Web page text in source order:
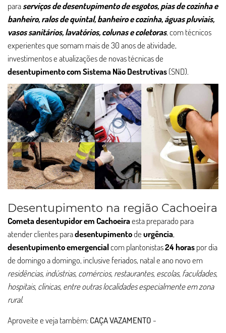
paraserviços de desentupimento de esgotos, pias de cozinha e
banheiro, ralos de quintal, banheiro e cozinha, águas pluviais,
vasos sanitários, lavatórios, colunas e coletoras, com técnicos
experientes que somam mais de 30 anos de atividade,
investimentos e atualizações de novas técnicas de
desentupimento com Sistema Não Destrutivas(SND).
Desentupimento na região Cachoeira
Cometa desentupidor em Cachoeiraesta preparado para
atender clientes paradesentupimentodeurgência,
desentupimentoemergencialcom plantonistas24 horaspor dia
de domingo a domingo, inclusive feriados, natal e ano novo em
residências, indústrias, comércios, restaurantes, escolas, faculdades,
hospitais, clinicas, entre outras localidades especialmente em zona
rural.
Aproveite e veja também:CAÇA VAZAMENTO -